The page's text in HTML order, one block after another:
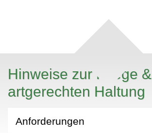
Hinweise zur Pflege &
artgerechten Haltung
Anforderungen